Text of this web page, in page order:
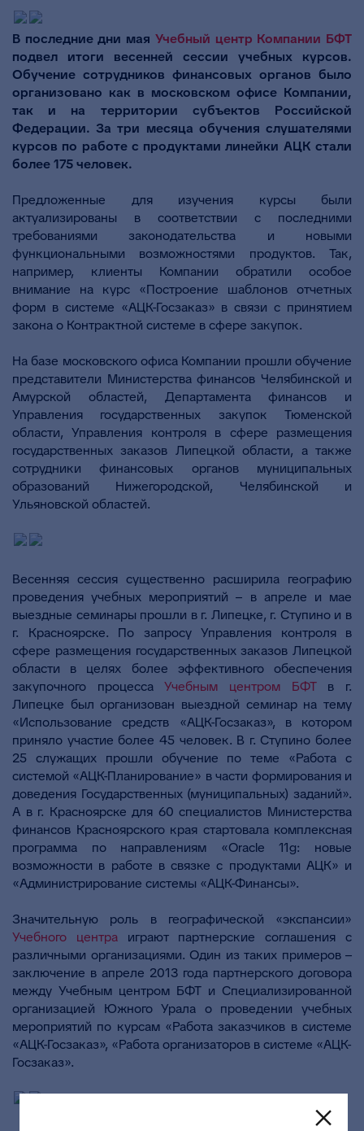
В последние дни мая Учебный центр Компании БФТ
подвел итоги весенней сессии учебных курсов.
Обучение сотрудников финансовых органов было
организовано как в московском офисе Компании,
так и на территории субъектов Российской
Федерации. За три месяца обучения слушателями
курсов по работе с продуктами линейки АЦК стали
более 175 человек.
Предложенные для изучения курсы были
актуализированы в соответствии с последними
требованиями законодательства и новыми
функциональными возможностями продуктов. Так,
например, клиенты Компании обратили особое
внимание на курс «Построение шаблонов отчетных
форм в системе «АЦК-Госзаказ» в связи с принятием
закона о Контрактной системе в сфере закупок.
На базе московского офиса Компании прошли обучение
представители Министерства финансов Челябинской и
Амурской областей, Департамента финансов и
Управления государственных закупок Тюменской
области, Управления контроля в сфере размещения
государственных заказов Липецкой области, а также
сотрудники финансовых органов муниципальных
образований Нижегородской, Челябинской и
Ульяновской областей.
Весенняя сессия существенно расширила географию
проведения учебных мероприятий – в апреле и мае
выездные семинары прошли в г. Липецке, г. Ступино и в
г. Красноярске. По запросу Управления контроля в
сфере размещения государственных заказов Липецкой
области в целях более эффективного обеспечения
закупочного процессаУчебным центром БФТв г.
Липецке был организован выездной семинар на тему
«Использование средств «АЦК-Госзаказ», в котором
приняло участие более 45 человек. В г. Ступино более
25 служащих прошли обучение по теме «Работа с
системой «АЦК-Планирование» в части формирования и
доведения Государственных (муниципальных) заданий».
А в г. Красноярске для 60 специалистов Министерства
финансов Красноярского края стартовала комплексная
программа по направлениям «Oracle 11g: новые
возможности в работе в связке с продуктами АЦК» и
«Администрирование системы «АЦК-Финансы».
Значительную роль в географической «экспансии»
Учебного центраиграют партнерские соглашения с
различными организациями. Один из таких примеров –
заключение в апреле 2013 года партнерского договора
между Учебным центром БФТ и Специализированной
организацией Южного Урала о проведении учебных
мероприятий по курсам «Работа заказчиков в системе
«АЦК-Госзаказ», «Работа организаторов в системе «АЦК-
Госзаказ».